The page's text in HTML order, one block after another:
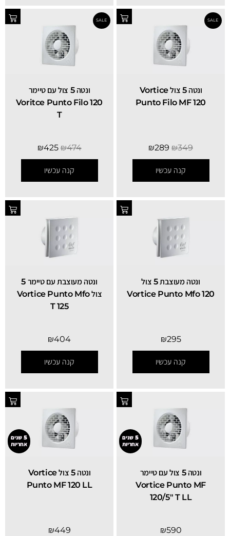
‏ונטה 5 צול Vortice
Punto Filo MF 120
₪349
₪289
קנה עכשיו
ונטה 5 צול עם טיימר
Voritce Punto Filo 120
T
₪474
₪425
קנה עכשיו
ונטה מעוצבת 5 צול
Vortice Punto Mfo 120
₪295
קנה עכשיו
ונטה מעוצבת עם טיימר 5
צול Vortice Punto Mfo
T 125
₪404
קנה עכשיו
ונטה 5 צול עם טיימר
Vortice Punto MF
120/5" T LL
₪590
5 שנים
אחריות
ונטה 5 צול Vortice
Punto MF 120 LL
₪449
5 שנים
אחריות